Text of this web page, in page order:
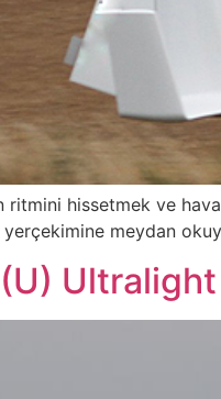
ritmini hissetmek ve
meydan